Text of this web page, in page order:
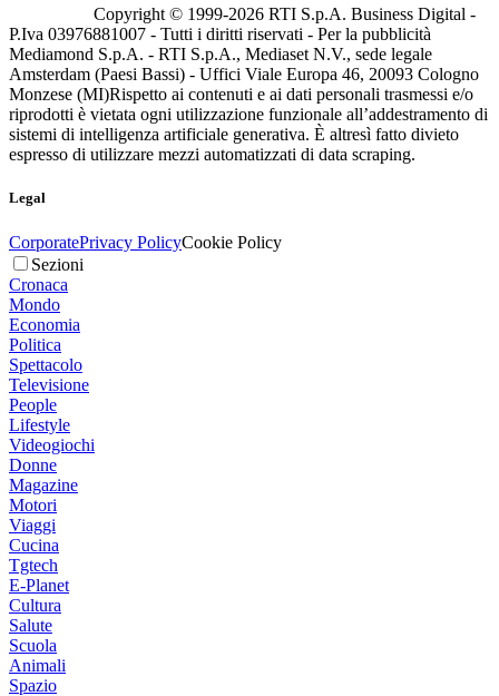
Copyright © 1999-2026 RTI S.p.A. Business Digital -
P.Iva 03976881007 - Tutti i diritti riservati - Per la pubblicità
Mediamond S.p.A. - RTI S.p.A., Mediaset N.V., sede legale
Amsterdam (Paesi Bassi) - Uffici Viale Europa 46, 20093 Cologno
Monzese (MI)Rispetto ai contenuti e ai dati personali trasmessi e/o
riprodotti è vietata ogni utilizzazione funzionale all’addestramento di
sistemi di intelligenza artificiale generativa. È altresì fatto divieto
espresso di utilizzare mezzi automatizzati di data scraping.
Legal
CorporatePrivacy PolicyCookie Policy
Sezioni
Cronaca
Mondo
Economia
Politica
Spettacolo
Televisione
People
Lifestyle
Videogiochi
Donne
Magazine
Motori
Viaggi
Cucina
Tgtech
E-Planet
Cultura
Salute
Scuola
Animali
Spazio